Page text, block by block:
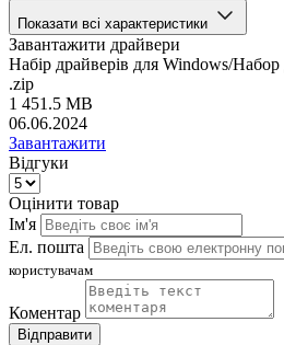
Показати всі характеристики
Завантажити драйвери
Набір драйверів для Windows/
.zip
1 451.5 MB
06.06.2024
Завантажити
Відгуки
Оцінити товар
Ім'я
Ел. пошта
користувачам
Коментар
Відправити